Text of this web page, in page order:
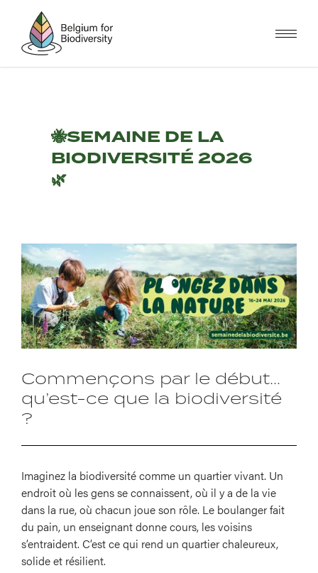
content
🐝SEMAINE DE LA
BIODIVERSITÉ 2026
🌿
Image
Commençons par le début…
qu’est-ce que la biodiversité
?
Imaginez la biodiversité comme un quartier vivant. Un
endroit où les gens se connaissent, où il y a de la vie
dans la rue, où chacun joue son rôle. Le boulanger fait
du pain, un enseignant donne cours, les voisins
s’entraident. C’est ce qui rend un quartier chaleureux,
solide et résilient.